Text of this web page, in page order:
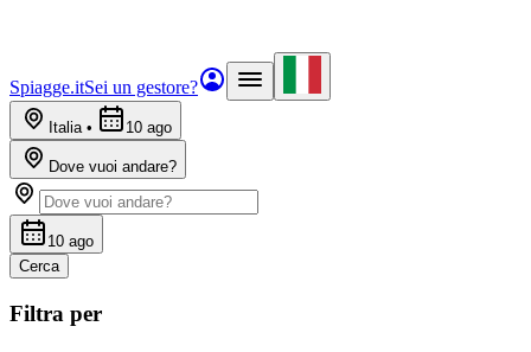
Spiagge.itSei un gestore?
Italia• 10 ago
Dove vuoi andare?
10 ago
Cerca
Filtra per